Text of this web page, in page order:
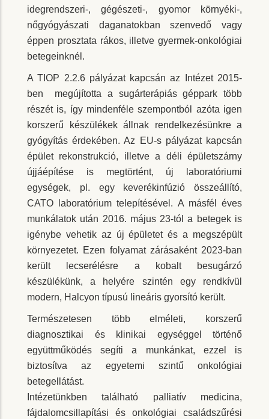
idegrendszeri-, gégészeti-, gyomor környéki-,
nőgyógyászati daganatokban szenvedő vagy
éppen prosztata rákos, illetve gyermek-onkológiai
betegeinknél.
A TIOP 2.2.6 pályázat kapcsán az Intézet 2015-
ben megújította a sugárterápiás géppark több
részét is, így mindenféle szempontból azóta igen
korszerű készülékek állnak rendelkezésünkre a
gyógyítás érdekében. Az EU-s pályázat kapcsán
épület rekonstrukció, illetve a déli épületszárny
újjáépítése is megtörtént, új laboratóriumi
egységek, pl. egy keverékinfúzió összeállító,
CATO laboratórium telepítésével. A másfél éves
munkálatok után 2016. május 23-tól a betegek is
igénybe vehetik az új épületet és a megszépült
környezetet. Ezen folyamat zárásaként 2023-ban
került lecserélésre a kobalt besugárzó
készülékünk, a helyére szintén egy rendkívül
modern, Halcyon típusú lineáris gyorsító került.
Természetesen több elméleti, korszerű
diagnosztikai és klinikai egységgel történő
együttműködés segíti a munkánkat, ezzel is
biztosítva az egyetemi szintű onkológiai
betegellátást.
Intézetünkben található palliatív medicina,
fájdalomcsillapítási és onkológiai családszűrési